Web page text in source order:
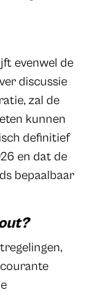
evenwel de
discussie
zal de
kunnen
definitief
en dat de
bepaalbaar